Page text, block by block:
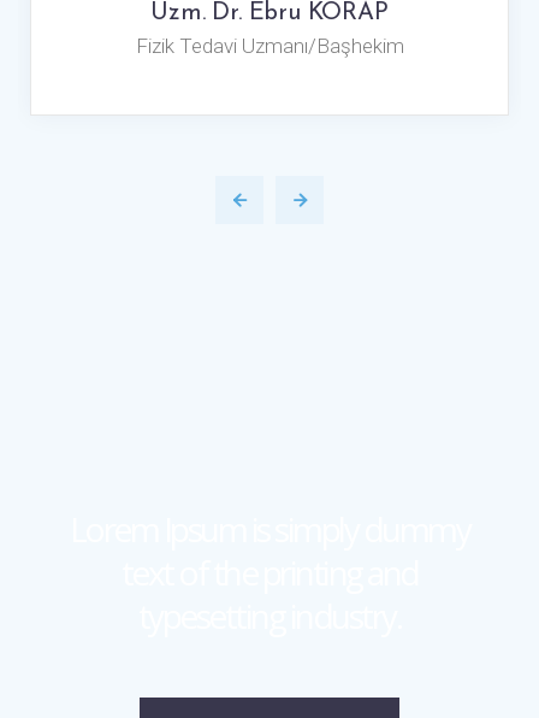
Uzm. Dr. Ebru KORAP
Fizik Tedavi Uzmanı/Başhekim